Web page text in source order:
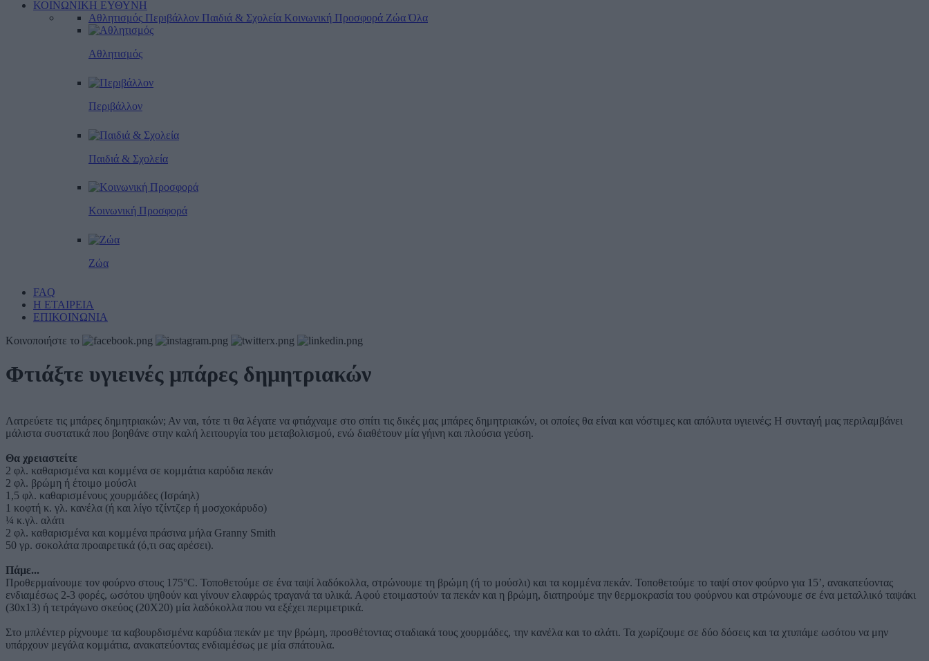
ΚΟΙΝΩΝΙΚΗ ΕΥΘΥΝΗ
Αθλητισμός Περιβάλλον Παιδιά & Σχολεία Κοινωνική Προσφορά Ζώα Όλα
Αθλητισμός
Περιβάλλον
Παιδιά & Σχολεία
Κοινωνική Προσφορά
Ζώα
FAQ
Η ΕΤΑΙΡΕΙΑ
ΕΠΙΚΟΙΝΩΝΙΑ
Κοινοποιήστε το
Φτιάξτε υγιεινές μπάρες δημητριακών
Λατρεύετε τις μπάρες δημητριακών; Αν ναι, τότε τι θα λέγατε να φτιάχναμε στο σπίτι τις δικές μας μπάρες δημητριακών, οι οποίες θα είναι και νόστιμες και απόλυτα υγιεινές; Η συνταγή μας περιλαμβάνει
μάλιστα συστατικά που βοηθάνε στην καλή λειτουργία του μεταβολισμού, ενώ διαθέτουν μία γήινη και πλούσια γεύση.
Θα χρειαστείτε
2 φλ. καθαρισμένα και κομμένα σε κομμάτια καρύδια πεκάν
2 φλ. βρώμη ή έτοιμο μούσλι
1,5 φλ. καθαρισμένους χουρμάδες (Ισράηλ)
1 κοφτή κ. γλ. κανέλα (ή και λίγο τζίντζερ ή μοσχοκάρυδο)
¼ κ.γλ. αλάτι
2 φλ. καθαρισμένα και κομμένα πράσινα μήλα Granny Smith
50 γρ. σοκολάτα προαιρετικά (ό,τι σας αρέσει).
Πάμε...
Προθερμαίνουμε τον φούρνο στους 175°C. Τοποθετούμε σε ένα ταψί λαδόκολλα, στρώνουμε τη βρώμη (ή το μούσλι) και τα κομμένα πεκάν. Τοποθετούμε το ταψί στον φούρνο για 15’, ανακατεύοντας
ενδιαμέσως 2-3 φορές, ωσότου ψηθούν και γίνουν ελαφρώς τραγανά τα υλικά. Αφού ετοιμαστούν τα πεκάν και η βρώμη, διατηρούμε την θερμοκρασία του φούρνου και στρώνουμε σε ένα μεταλλικό ταψάκι
(30x13) ή τετράγωνο σκεύος (20X20) μία λαδόκολλα που να εξέχει περιμετρικά.
Στο μπλέντερ ρίχνουμε τα καβουρδισμένα καρύδια πεκάν με την βρώμη, προσθέτοντας σταδιακά τους χουρμάδες, την κανέλα και το αλάτι. Τα χωρίζουμε σε δύο δόσεις και τα χτυπάμε ωσότου να μην
υπάρχουν μεγάλα κομμάτια, ανακατεύοντας ενδιαμέσως με μία σπάτουλα.